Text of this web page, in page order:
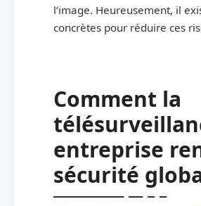
l’image. Heureusement, il
concrètes pour réduire ces
Comment la
entreprise
sécurité